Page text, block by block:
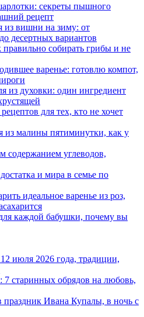
секреты пышного
рецепт
из вишни на зиму: от
десертных вариантов
правильно собирать грибы и не
варенье: готовлю компот,
из духовки: один ингредиент
для тех, кто не хочет
из малины пятиминутки, как у
содержанием углеводов,
и мира в семье по
идеальное варенье из роз,
каждой бабушки, почему вы
июля 2026 года, традиции,
7 старинных обрядов на любовь,
праздник Ивана Купалы, в ночь с